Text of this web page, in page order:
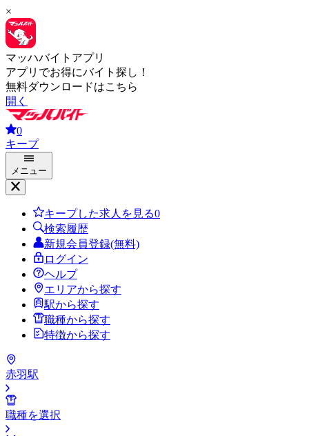
×
マッハバイトアプリ
アプリでお得にバイト探し！
無料ダウンロードはこちら
開く
0
キープ
メニュー
キープした求人を見る0
検索履歴
新規会員登録(無料)
ログイン
ヘルプ
エリアから探す
駅から探す
職種から探す
特徴から探す
赤羽駅
職種を選択